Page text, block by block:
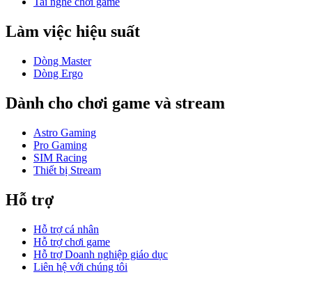
Làm việc hiệu suất
Dòng Master
Dòng Ergo
Dành cho chơi game và stream
Astro Gaming
Pro Gaming
SIM Racing
Thiết bị Stream
Hỗ trợ
Hỗ trợ cá nhân
Hỗ trợ chơi game
Hỗ trợ Doanh nghiệp giáo dục
Liên hệ với chúng tôi